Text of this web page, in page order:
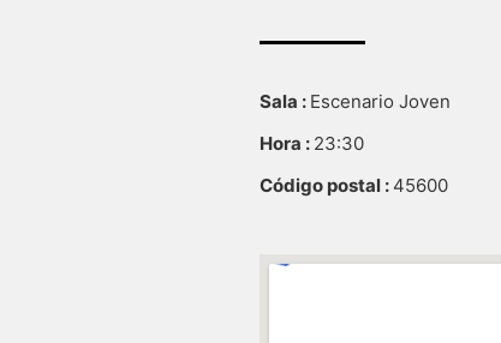
Sala : Escenario Joven
Hora : 23:30
Código postal : 45600